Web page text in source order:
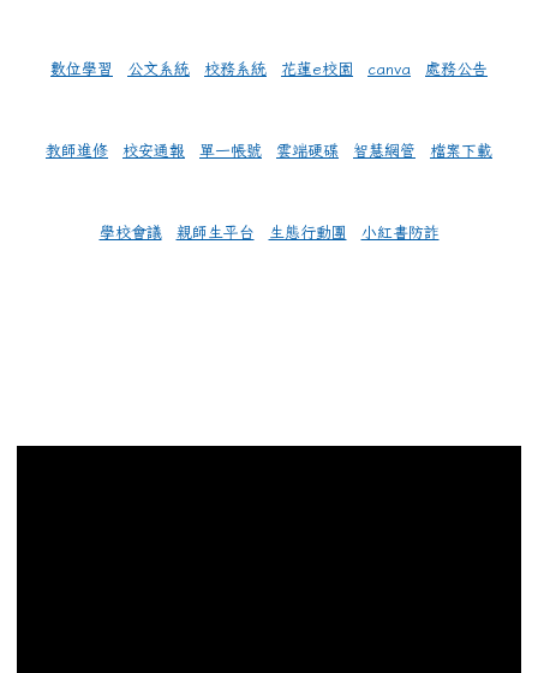
數位學習 公文系統 校務系統 花蓮e校園 canva 處務公告
教師進修 校安通報 單一帳號 雲端硬碟 智慧網管 檔案下載
學校會議 親師生平台 生態行動團 小紅書防詐